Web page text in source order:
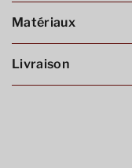
Matériaux
Livraison